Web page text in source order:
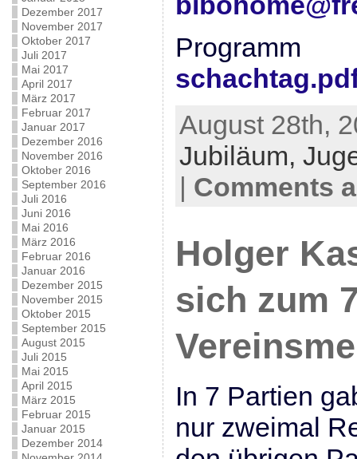
Dezember 2017
November 2017
Oktober 2017
Juli 2017
Mai 2017
April 2017
März 2017
Februar 2017
Januar 2017
Dezember 2016
November 2016
Oktober 2016
September 2016
Juli 2016
Juni 2016
Mai 2016
März 2016
Februar 2016
Januar 2016
Dezember 2015
November 2015
Oktober 2015
September 2015
August 2015
Juli 2015
Mai 2015
April 2015
März 2015
Februar 2015
Januar 2015
Dezember 2014
Programm
August 28th,
Jubiläum,
| Comments
Holger
sich zum
In 7 Partien
nur zweimal